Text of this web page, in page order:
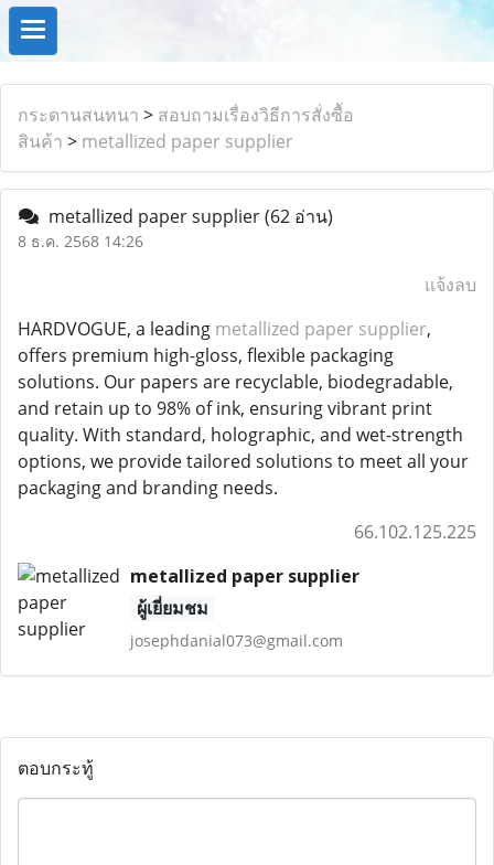
กระดานสนทนา > สอบถามเรื่องวิธีการสั่งซื้อ
สินค้า > metallized paper supplier
metallized paper supplier(62 อ่าน)
8 ธ.ค. 2568 14:26
แจ้งลบ
HARDVOGUE, a leading metallized paper supplier,
offers premium high-gloss, flexible packaging
solutions. Our papers are recyclable, biodegradable,
and retain up to 98% of ink, ensuring vibrant print
quality. With standard, holographic, and wet-strength
options, we provide tailored solutions to meet all your
packaging and branding needs.
66.102.125.225
metallized paper supplier
ผู้เยี่ยมชม
josephdanial073@gmail.com
ตอบกระทู้